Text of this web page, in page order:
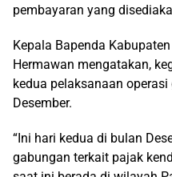
pembayaran yang
Kepala Bapenda
Hermawan mengatakan,
kedua pelaksanaan
Desember.
“Ini hari kedua di bulan
gabungan terkait pajak